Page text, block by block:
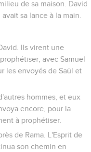
de sa maison. David
sa lance à la main.
Ils virent une
avec Samuel
les envoyés de Saül et
hommes, et eux
encore, pour la
à prophétiser.
de Rama. L'Esprit de
son chemin en